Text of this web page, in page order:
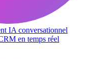
IA conversationnel
en temps réel